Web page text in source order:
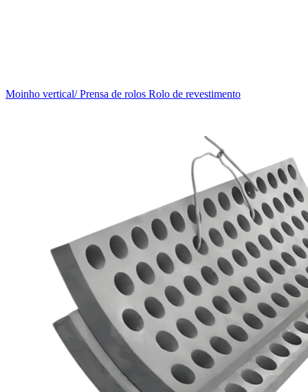
Moinho vertical/ Prensa de rolos Rolo de revestimento